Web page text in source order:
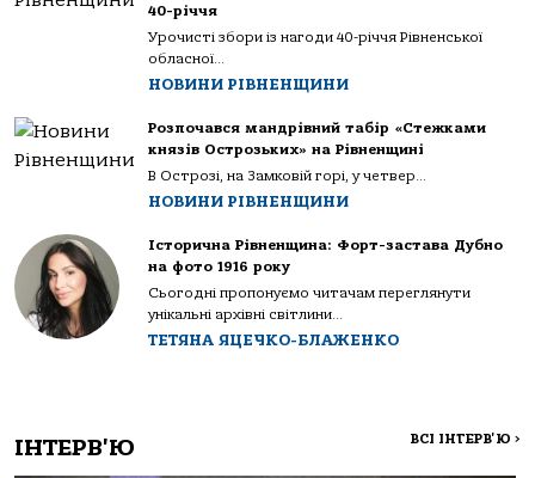
40-річчя
Урочисті збори із нагоди 40-річчя Рівненської
обласної...
НОВИНИ РІВНЕНЩИНИ
Розпочався мандрівний табір «Стежками
князів Острозьких» на Рівненщині
В Острозі, на Замковій горі, у четвер...
НОВИНИ РІВНЕНЩИНИ
Історична Рівненщина: Форт-застава Дубно
на фото 1916 року
Сьогодні пропонуємо читачам переглянути
унікальні архівні світлини...
ТЕТЯНА ЯЦЕЧКО-БЛАЖЕНКО
ІНТЕРВ'Ю ВСІ ІНТЕРВ'Ю >